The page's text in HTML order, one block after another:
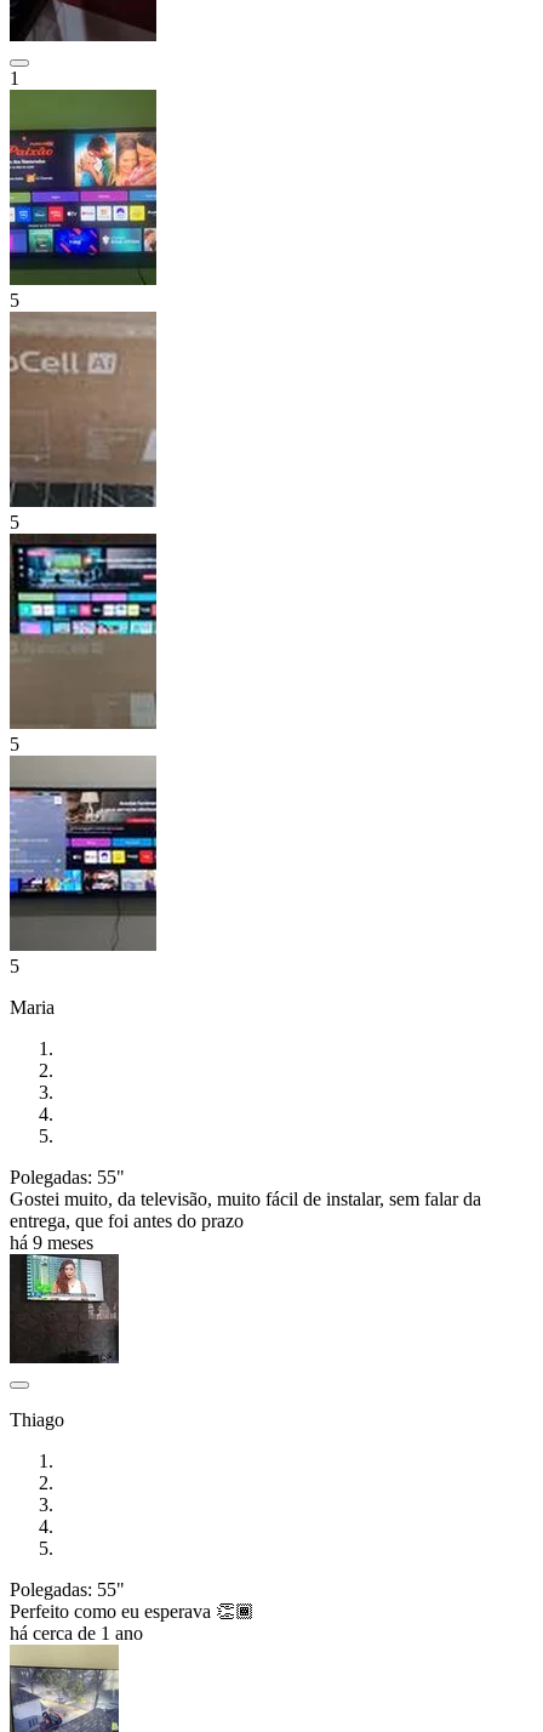
1
5
5
5
5
Maria
Polegadas: 55"
Gostei muito, da televisão, muito fácil de instalar, sem falar da
entrega, que foi antes do prazo
há 9 meses
Thiago
Polegadas: 55"
Perfeito como eu esperava 👏🏾
há cerca de 1 ano